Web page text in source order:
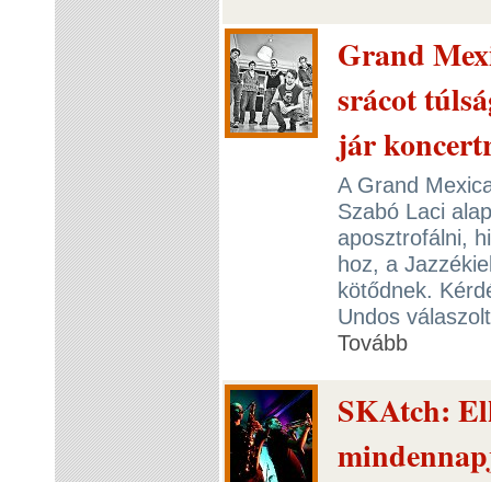
Grand
srácot
jár
A Grand
Szabó Laci
aposztrofálni,
hoz, a
kötődnek.
Undos
Tovább
SKAtch: